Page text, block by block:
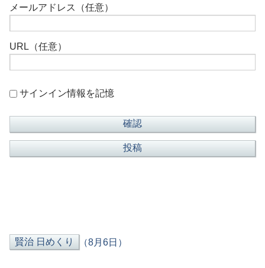
メールアドレス（任意）
URL（任意）
サインイン情報を記憶
（8月6日）